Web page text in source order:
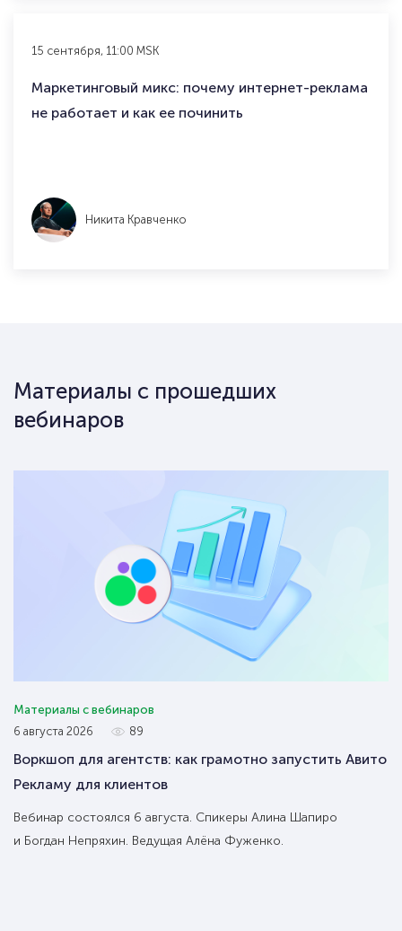
15 сентября, 11:00 MSK
Маркетинговый микс: почему интернет-реклама
не работает и как ее починить
Никита Кравченко
Материалы с прошедших
вебинаров
Материалы с вебинаров
6 августа 2026
89
Воркшоп для агентств: как грамотно запустить Авито
Рекламу для клиентов
Вебинар состоялся 6 августа. Спикеры Алина Шапиро
и Богдан Непряхин. Ведущая Алёна Фуженко.